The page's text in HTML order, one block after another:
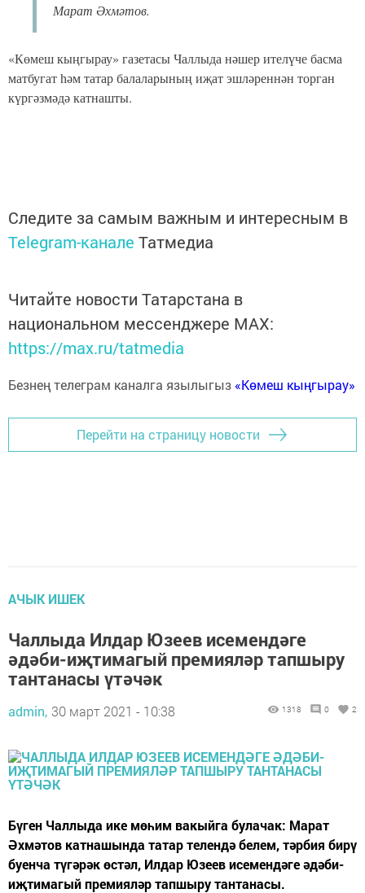
Марат Әхмәтов.
«Көмеш кыңгырау» газетасыЧаллыда нәшер ителүче басма
матбугат һәм татар балаларының иҗат эшләреннән торган
күргәзмәдә катнашты.
Следите за самым важным и интересным в
Telegram-канале Татмедиа
Читайте новости Татарстана в
национальном мессенджере MАХ:
https://max.ru/tatmedia
Безнең телеграм каналга язылыгыз «Көмеш кыңгырау»
Перейти на страницу новости
АЧЫК ИШЕК
Чаллыда Илдар Юзеев исемендәге
әдәби-иҗтимагый премияләр тапшыру
тантанасы үтәчәк
admin, 30 март 2021 - 10:38 1318 0 2
Бүген Чаллыда ике мөһим вакыйга булачак: Марат
Әхмәтов катнашында татар телендә белем, тәрбия бирү
буенча түгәрәк өстәл, Илдар Юзеев исемендәге әдәби-
иҗтимагый премияләр тапшыру тантанасы.